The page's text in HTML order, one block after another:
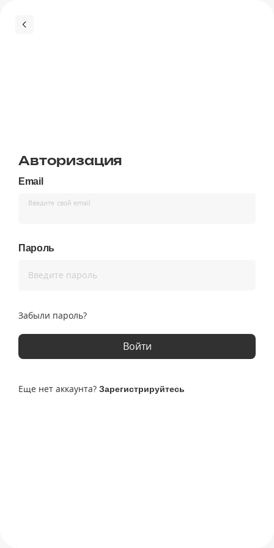
Авторизация
Email
Введите свой email
Пароль
Введите пароль
Забыли пароль?
Войти
Еще нет аккаунта? Зарегистрируйтесь